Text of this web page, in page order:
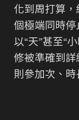
化到周打算
個極端同時停
以“天”甚至“
修被準確到
則參加次、時